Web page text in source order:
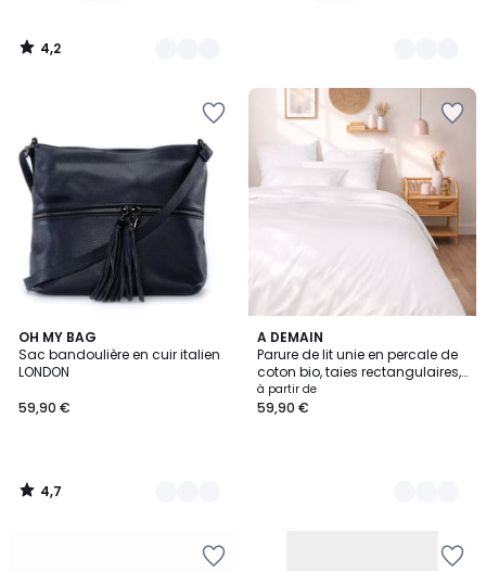
4,2
/
OH MY BAG
Sac bandoulière en cuir italien
LONDON
59,90 €
4,7
/ 5
7
Couleurs
4,7
/
A DEMAIN
Parure de lit unie en percale de
coton bio, taies rectangulaires,
LES ESSENTIELS
à partir de
59,90 €
10
Couleurs